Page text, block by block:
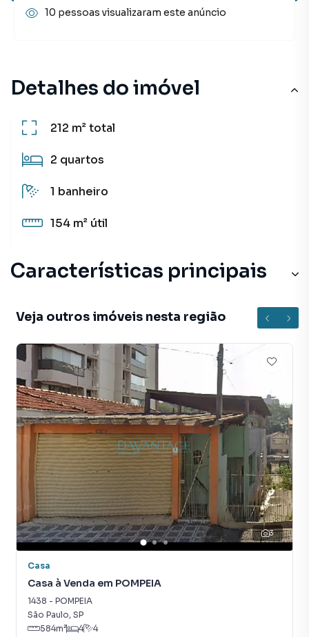
Detalhes do imóvel
212 m²total
2 quartos
1 banheiro
154 m² útil
Características principais
Veja outros imóveis nesta região
3
Casa
Casa à Venda em POMPEIA
1438 - POMPEIA
São Paulo, SP
584m² 4 4
10 pessoas visualizaram este anúncio